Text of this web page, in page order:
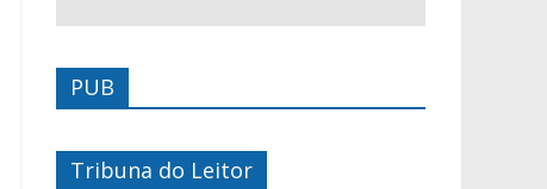
PUB
Tribuna do Leitor